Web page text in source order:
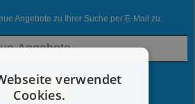
Angebote zu Ihrer Suche per E-Mail zu:
verwendet
Cookies.